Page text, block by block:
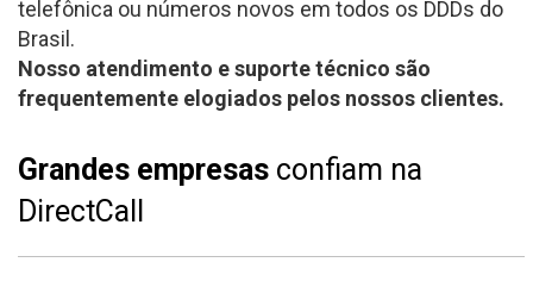
telefônica ou números novos em todos os DDDs do
Brasil.
Nosso atendimento e suporte técnico são
frequentemente elogiados pelos nossos clientes.
Grandes empresas confiam na
DirectCall